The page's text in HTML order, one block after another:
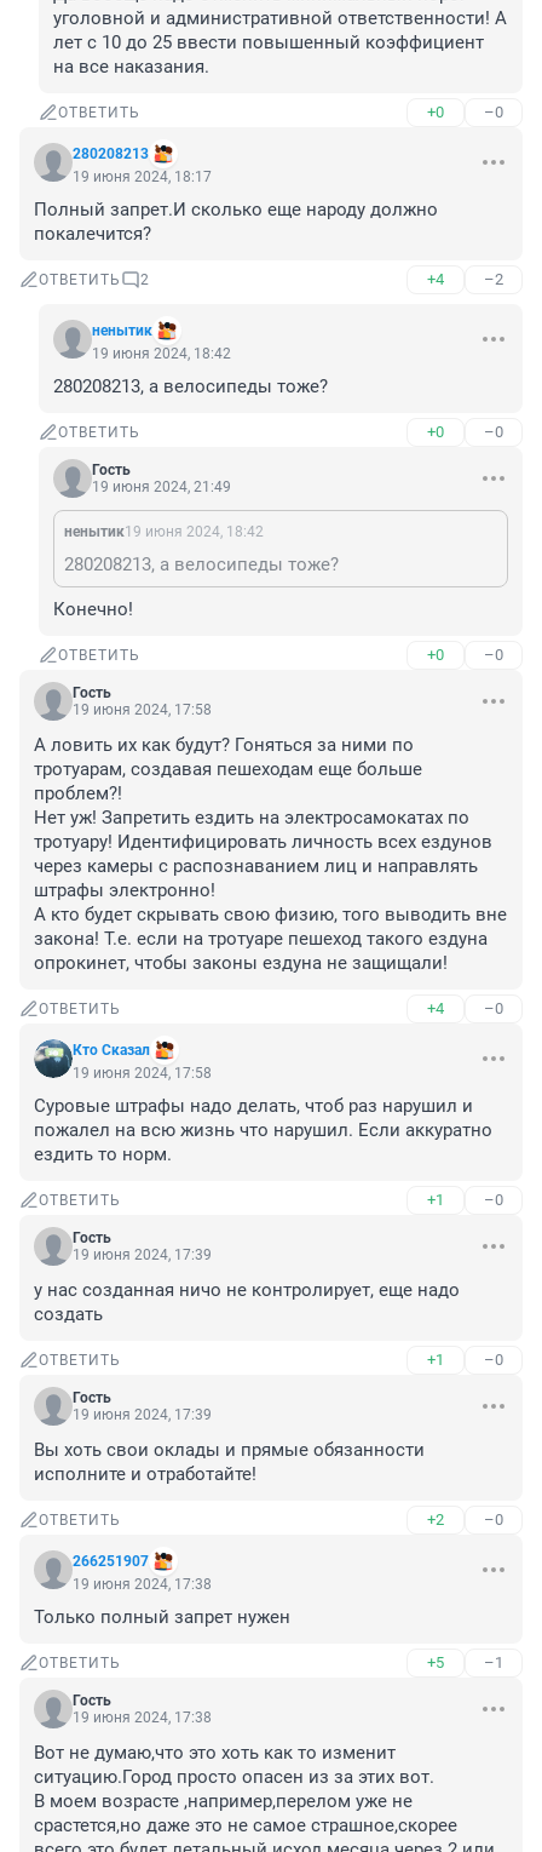
уголовной и административной ответственности! А
лет с 10 до 25 ввести повышенный коэффициент
на все наказания.
ОТВЕТИТЬ +0 –0
280208213
19 июня 2024, 18:17
Полный запрет.И сколько еще народу должно
покалечится?
ОТВЕТИТЬ 2 +4 –2
ненытик
19 июня 2024, 18:42
280208213, а велосипеды тоже?
ОТВЕТИТЬ +0 –0
Гость
19 июня 2024, 21:49
ненытик19 июня 2024, 18:42
280208213, а велосипеды тоже?
Конечно!
ОТВЕТИТЬ +0 –0
Гость
19 июня 2024, 17:58
А ловить их как будут? Гоняться за ними по
тротуарам, создавая пешеходам еще больше
проблем?!
Нет уж! Запретить ездить на электросамокатах по
тротуару! Идентифицировать личность всех ездунов
через камеры с распознаванием лиц и направлять
штрафы электронно!
А кто будет скрывать свою физию, того выводить вне
закона! Т.е. если на тротуаре пешеход такого ездуна
опрокинет, чтобы законы ездуна не защищали!
ОТВЕТИТЬ +4 –0
Кто Сказал
19 июня 2024, 17:58
Суровые штрафы надо делать, чтоб раз нарушил и
пожалел на всю жизнь что нарушил. Если аккуратно
ездить то норм.
ОТВЕТИТЬ +1 –0
Гость
19 июня 2024, 17:39
у нас созданная ничо не контролирует, еще надо
создать
ОТВЕТИТЬ +1 –0
Гость
19 июня 2024, 17:39
Вы хоть свои оклады и прямые обязанности
исполните и отработайте!
ОТВЕТИТЬ +2 –0
266251907
19 июня 2024, 17:38
Только полный запрет нужен
ОТВЕТИТЬ +5 –1
Гость
19 июня 2024, 17:38
Вот не думаю,что это хоть как то изменит
ситуацию.Город просто опасен из за этих вот.
В моем возрасте ,например,перелом уже не
срастется,но даже это не самое страшное,скорее